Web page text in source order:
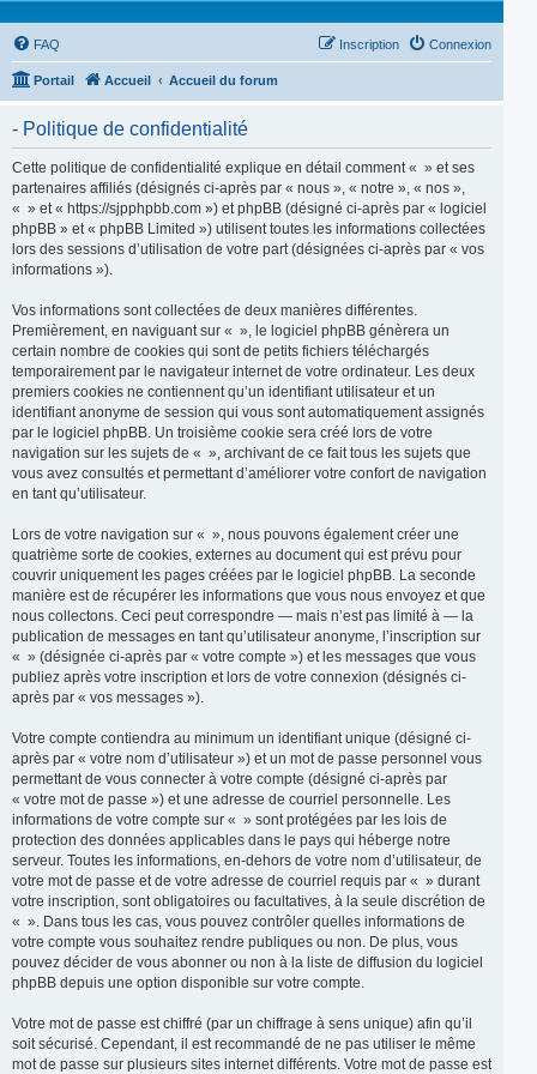
FAQ Connexion
Inscription
Portail Accueil Accueil du forum
- Politique de confidentialité
Cette politique de confidentialité explique en détail comment « » et ses
partenaires affiliés (désignés ci-après par « nous », « notre », « nos »,
« » et « https://sjpphpbb.com ») et phpBB (désigné ci-après par « logiciel
phpBB » et « phpBB Limited ») utilisent toutes les informations collectées
lors des sessions d’utilisation de votre part (désignées ci-après par « vos
informations »).
Vos informations sont collectées de deux manières différentes.
Premièrement, en naviguant sur « », le logiciel phpBB génèrera un
certain nombre de cookies qui sont de petits fichiers téléchargés
temporairement par le navigateur internet de votre ordinateur. Les deux
premiers cookies ne contiennent qu’un identifiant utilisateur et un
identifiant anonyme de session qui vous sont automatiquement assignés
par le logiciel phpBB. Un troisième cookie sera créé lors de votre
navigation sur les sujets de « », archivant de ce fait tous les sujets que
vous avez consultés et permettant d’améliorer votre confort de navigation
en tant qu’utilisateur.
Lors de votre navigation sur « », nous pouvons également créer une
quatrième sorte de cookies, externes au document qui est prévu pour
couvrir uniquement les pages créées par le logiciel phpBB. La seconde
manière est de récupérer les informations que vous nous envoyez et que
nous collectons. Ceci peut correspondre — mais n’est pas limité à — la
publication de messages en tant qu’utilisateur anonyme, l’inscription sur
« » (désignée ci-après par « votre compte ») et les messages que vous
publiez après votre inscription et lors de votre connexion (désignés ci-
après par « vos messages »).
Votre compte contiendra au minimum un identifiant unique (désigné ci-
après par « votre nom d’utilisateur ») et un mot de passe personnel vous
permettant de vous connecter à votre compte (désigné ci-après par
« votre mot de passe ») et une adresse de courriel personnelle. Les
informations de votre compte sur « » sont protégées par les lois de
protection des données applicables dans le pays qui héberge notre
serveur. Toutes les informations, en-dehors de votre nom d’utilisateur, de
votre mot de passe et de votre adresse de courriel requis par « » durant
votre inscription, sont obligatoires ou facultatives, à la seule discrétion de
« ». Dans tous les cas, vous pouvez contrôler quelles informations de
votre compte vous souhaitez rendre publiques ou non. De plus, vous
pouvez décider de vous abonner ou non à la liste de diffusion du logiciel
phpBB depuis une option disponible sur votre compte.
Votre mot de passe est chiffré (par un chiffrage à sens unique) afin qu’il
soit sécurisé. Cependant, il est recommandé de ne pas utiliser le même
mot de passe sur plusieurs sites internet différents. Votre mot de passe est